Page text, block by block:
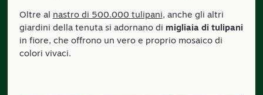
Oltre al nastro di 500.000 tulipani, anche gli altri
giardini della tenuta si adornano di migliaia di tulipani
in fiore, che offrono un vero e proprio mosaico di
colori vivaci.